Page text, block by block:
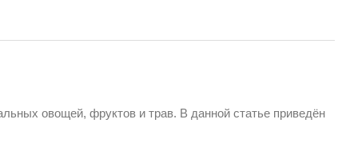
овощей, фруктов и трав. В данной статье приведён